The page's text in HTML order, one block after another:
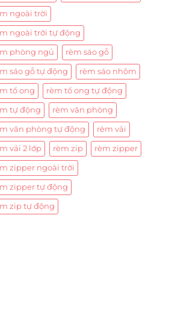
ngoài trời
ngoài trời tự động
phòng ngủ rèm sáo gỗ
sáo gỗ tự động rèm sáo nhôm
tổ ong rèm tổ ong tự động
tự động rèm văn phòng
văn phòng tự động rèm vải
vải 2 lớp rèm zip rèm zipper
zipper ngoài trời
zipper tự động
zip tự động